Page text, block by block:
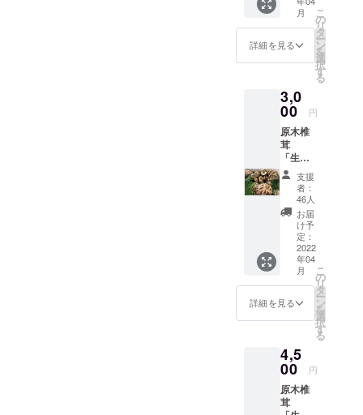
い原木椎茸
を販売し、
地域の資源
を次世代に
用の創出、
土地の活用
を積極的に
行なってい
ズによ
り、多
少の前
後はあ
りま
す。）
は、量
が多す
ぎるそ
んな方
へおす
すめで
す。
余った
もの
は、そ
のまま
かカッ
トして
冷凍保
保存し
ておく
と美味
べる時
も楽し
めま
す。 お
礼の
月
詳細を見る
こ
の
リ
タ
ー
ン
を
選
択
す
る
3,0
00 円
原木椎
茸
「生」
１kg 内
容量：
約３０
個〜４
０個
（サイ
ズによ
り、多
少の前
後はあ
りま
す。）
ご家族
人〜３
人）で
食べる
には、
作り置
支援
者：
46人
お届
け予
定：
2022
年04
月
詳細を見る
こ
の
リ
タ
ー
ン
を
選
択
す
る
4,5
00 円
原木椎
茸